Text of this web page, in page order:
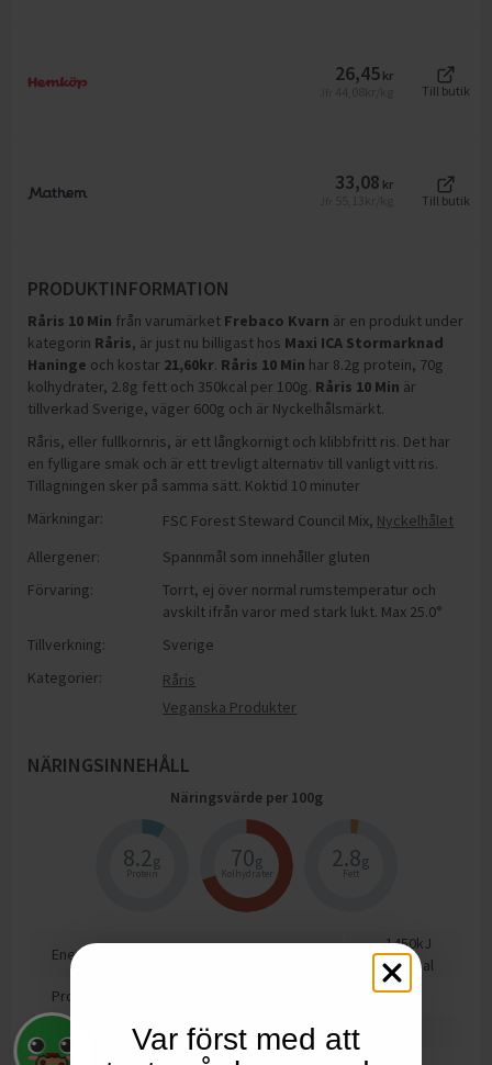
26,45 kr
Till butik
33,08 kr
Till butik
PRODUKTINFORMATION
Råris 10 Min från varumärket Frebaco Kvarn är en produkt under
kategorin Råris, är just nu billigast hos Maxi ICA Stormarknad
Haninge och kostar 21,60kr. Råris 10 Min har 8.2g protein, 70g
kolhydrater, 2.8g fett och 350kcal per 100g. Råris 10 Min är
tillverkad Sverige, väger 600g och är Nyckelhålsmärkt.
Råris, eller fullkornris, är ett långkornigt och klibbfritt ris. Det har
en fylligare smak och är ett trevligt alternativ till vanligt vitt ris.
Tillagningen sker på samma sätt. Koktid 10 minuter
Märkningar:
FSC Forest Steward Council Mix, Nyckelhålet
Allergener:
Spannmål som innehåller gluten
Förvaring:
Torrt, ej över normal rumstemperatur och
avskilt ifrån varor med stark lukt. Max 25.0°
Tillverkning:
Sverige
Kategorier:
Råris
Veganska Produkter
NÄRINGSINNEHÅLL
Näringsvärde per 100g
8.2g
Protein
70g
Kolhydrater
2.8g
Fett
Energi
1450kJ
350
kcal
Protein
8.2
Var först med att